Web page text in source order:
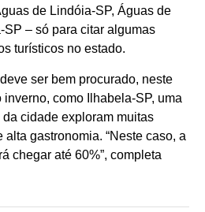
de Lindóia-SP, Águas de
– só para citar algumas
turísticos no estado.
ser bem procurado, neste
como Ilhabela-SP, uma
cidade exploram muitas
gastronomia. “Neste caso, a
chegar até 60%”, completa